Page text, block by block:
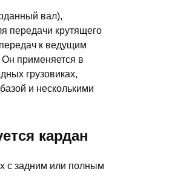
вал),
передачи крутящего
к ведущим
применяется в
грузовиках,
и несколькими
кардан
с задним или полным